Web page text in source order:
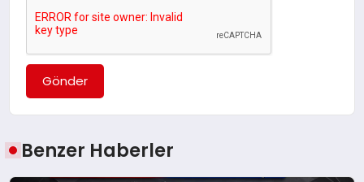
Gönder
Benzer Haberler